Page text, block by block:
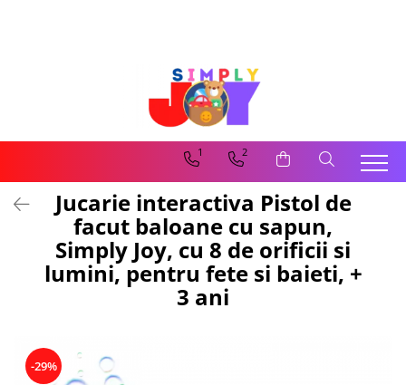
Frumusete, bijuterii, accesorii
Jucarii educative, interactive
Puzzle si seturi de construit
Stickere, Abtibilduri, Autocolante
1 2
Jucarie interactiva Pistol de
facut baloane cu sapun,
Simply Joy, cu 8 de orificii si
lumini, pentru fete si baieti, +
3 ani
-29%